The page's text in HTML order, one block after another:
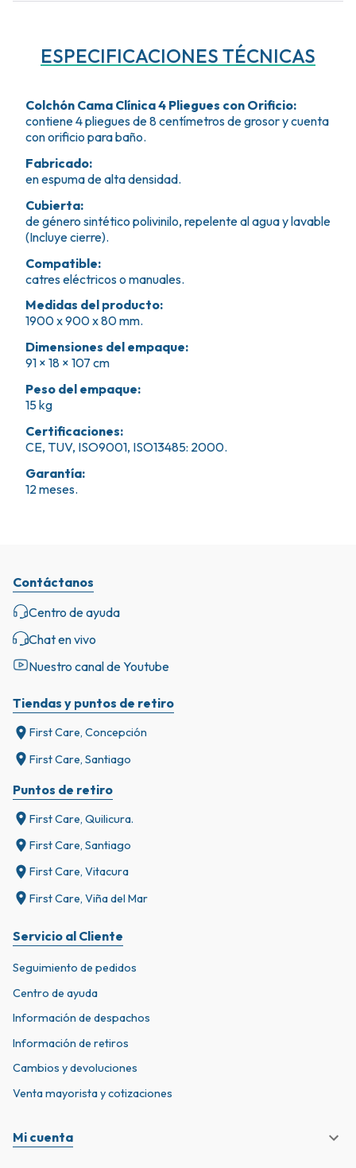
ESPECIFICACIONES TÉCNICAS
Colchón Cama Clínica 4 Pliegues con Orificio:
contiene 4 pliegues de 8 centímetros de grosor y cuenta
con orificio para baño.
Fabricado:
en espuma de alta densidad.
Cubierta:
de género sintético polivinilo, repelente al agua y lavable
(Incluye cierre).
Compatible:
catres eléctricos o manuales.
Medidas del producto:
1900 x 900 x 80 mm.
Dimensiones del empaque:
91 × 18 × 107 cm
Peso del empaque:
15 kg
Certificaciones:
CE, TUV, ISO9001, ISO13485: 2000.
Garantía:
12 meses.
Tiendas y puntos de retiro
First Care, Concepción
First Care, Santiago
Puntos de retiro
First Care, Quilicura.
First Care, Santiago
First Care, Vitacura
First Care, Viña del Mar
Servicio al Cliente
Seguimiento de pedidos
Centro de ayuda
Información de despachos
Información de retiros
Cambios y devoluciones
Venta mayorista y cotizaciones
Mi cuenta
Contáctanos
Centro de ayuda
Chat en vivo
Nuestro canal de Youtube